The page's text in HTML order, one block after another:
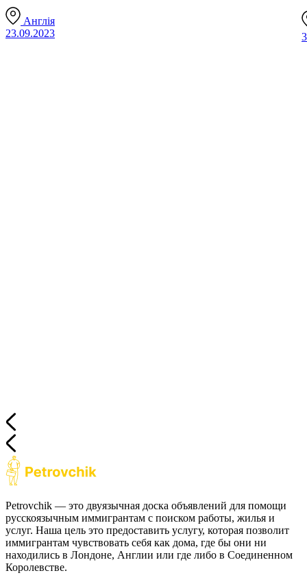
Англія
23.09.2023
Petrovchik — это двуязычная доска объявлений для помощи
русскоязычным иммигрантам с поиском работы, жилья и
услуг. Наша цель это предоставить услугу, которая позволит
иммигрантам чувствовать себя как дома, где бы они ни
находились в Лондоне, Англии или где либо в Соединенном
Королевстве.